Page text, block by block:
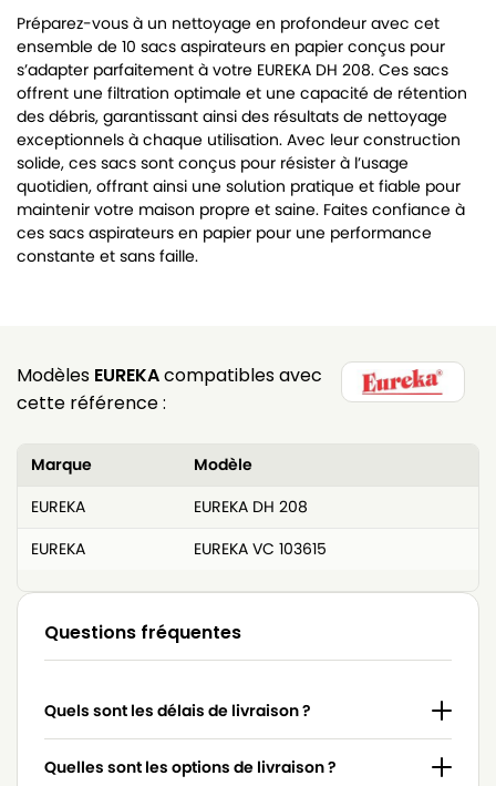
Préparez-vous à un nettoyage en profondeur avec cet
ensemble de 10 sacs aspirateurs en papier conçus pour
s’adapter parfaitement à votre EUREKA DH 208. Ces sacs
offrent une filtration optimale et une capacité de rétention
des débris, garantissant ainsi des résultats de nettoyage
exceptionnels à chaque utilisation. Avec leur construction
solide, ces sacs sont conçus pour résister à l’usage
quotidien, offrant ainsi une solution pratique et fiable pour
maintenir votre maison propre et saine. Faites confiance à
ces sacs aspirateurs en papier pour une performance
constante et sans faille.
Modèles EUREKAcompatibles avec
cette référence :
Marque
Modèle
EUREKA
EUREKA DH 208
EUREKA
EUREKA VC 103615
Questions fréquentes
Quels sont les délais de livraison ?
Quelles sont les options de livraison ?